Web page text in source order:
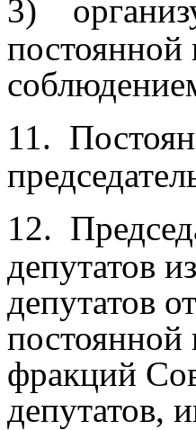
3)
постоянной
11.
12.
депутатов
депутатов
постоянной
фракций
депутатов,